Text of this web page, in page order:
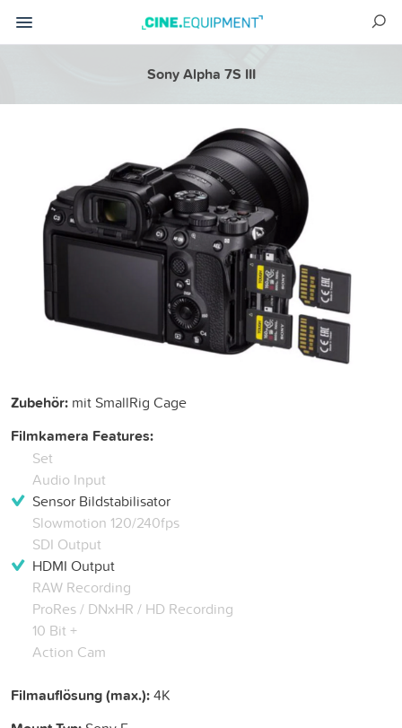
Sony Alpha 7S III
Zubehör: mit SmallRig Cage
Filmkamera Features:
Set
Audio Input
Sensor Bildstabilisator
Slowmotion 120/240fps
SDI Output
HDMI Output
RAW Recording
ProRes / DNxHR / HD Recording
10 Bit +
Action Cam
Filmauflösung (max.):4K